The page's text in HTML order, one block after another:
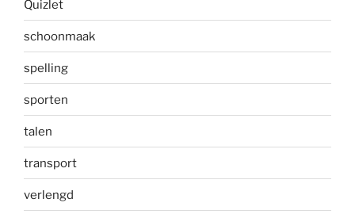
Quizlet
schoonmaak
spelling
sporten
talen
transport
verlengd